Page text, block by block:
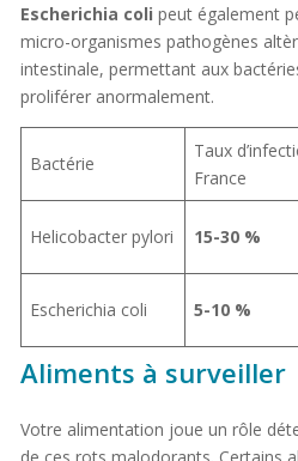
Escherichia coli peut également
micro-organismes pathogènes
intestinale, permettant aux
proliférer anormalement.
Bactérie
Taux
France
Helicobacter pylori 15-30 %
Escherichia coli 5-10 %
Aliments à surveiller
Votre alimentation joue un rôle